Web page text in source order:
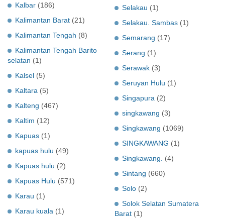
Kalbar (186)
Kalimantan Barat (21)
Kalimantan Tengah (8)
Kalimantan Tengah Barito
selatan (1)
Kalsel (5)
Kaltara (5)
Kalteng (467)
Kaltim (12)
Kapuas (1)
kapuas hulu (49)
Kapuas hulu (2)
Kapuas Hulu (571)
Karau (1)
Karau kuala (1)
Selakau (1)
Selakau. Sambas (1)
Semarang (17)
Serang (1)
Serawak (3)
Seruyan Hulu (1)
Singapura (2)
singkawang (3)
Singkawang (1069)
SINGKAWANG (1)
Singkawang.
(4)
Sintang (660)
Solo (2)
Solok Selatan Sumatera
Barat (1)